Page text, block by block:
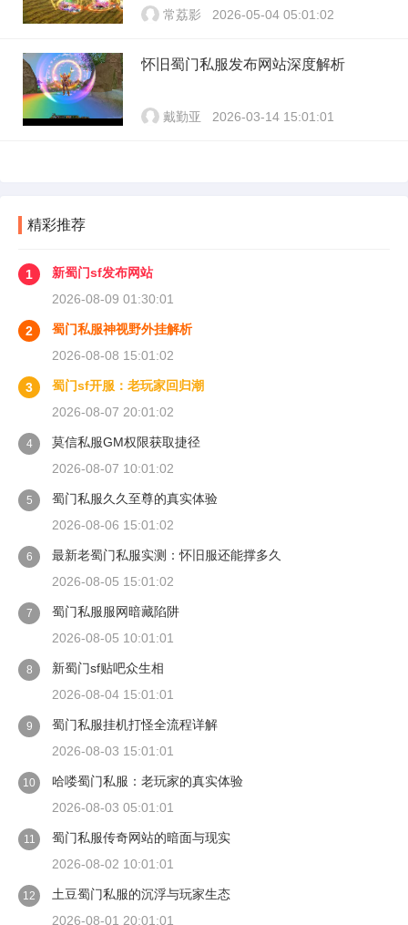
常荔影 2026-05-04 05:01:02
怀旧蜀门私服发布网站深度解析
戴勤亚 2026-03-14 15:01:01
精彩推荐
1
新蜀门sf发布网站
2026-08-09 01:30:01
2
蜀门私服神视野外挂解析
2026-08-08 15:01:02
3
蜀门sf开服：老玩家回归潮
2026-08-07 20:01:02
4
莫信私服GM权限获取捷径
2026-08-07 10:01:02
5
蜀门私服久久至尊的真实体验
2026-08-06 15:01:02
6
最新老蜀门私服实测：怀旧服还能撑多久
2026-08-05 15:01:02
7
蜀门私服服网暗藏陷阱
2026-08-05 10:01:01
8
新蜀门sf贴吧众生相
2026-08-04 15:01:01
9
蜀门私服挂机打怪全流程详解
2026-08-03 15:01:01
10
哈喽蜀门私服：老玩家的真实体验
2026-08-03 05:01:01
11
蜀门私服传奇网站的暗面与现实
2026-08-02 10:01:01
12
土豆蜀门私服的沉浮与玩家生态
2026-08-01 20:01:01